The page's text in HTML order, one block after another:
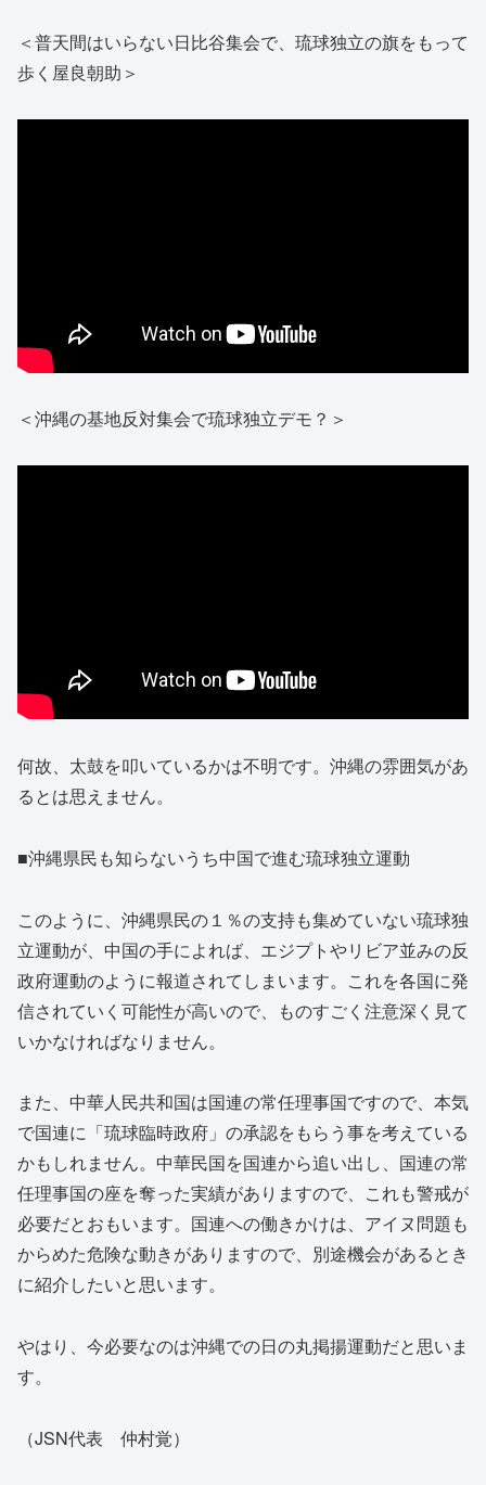
＜普天間はいらない日比谷集会で、琉球独立の旗をもって
歩く屋良朝助＞
＜沖縄の基地反対集会で琉球独立デモ？＞
何故、太鼓を叩いているかは不明です。沖縄の雰囲気があ
るとは思えません。
■沖縄県民も知らないうち中国で進む琉球独立運動
このように、沖縄県民の１％の支持も集めていない琉球独
立運動が、中国の手によれば、エジプトやリビア並みの反
政府運動のように報道されてしまいます。これを各国に発
信されていく可能性が高いので、ものすごく注意深く見て
いかなければなりません。
また、中華人民共和国は国連の常任理事国ですので、本気
で国連に「琉球臨時政府」の承認をもらう事を考えている
かもしれません。中華民国を国連から追い出し、国連の常
任理事国の座を奪った実績がありますので、これも警戒が
必要だとおもいます。国連への働きかけは、アイヌ問題も
からめた危険な動きがありますので、別途機会があるとき
に紹介したいと思います。
やはり、今必要なのは沖縄での日の丸掲揚運動だと思いま
す。
（JSN代表 仲村覚）